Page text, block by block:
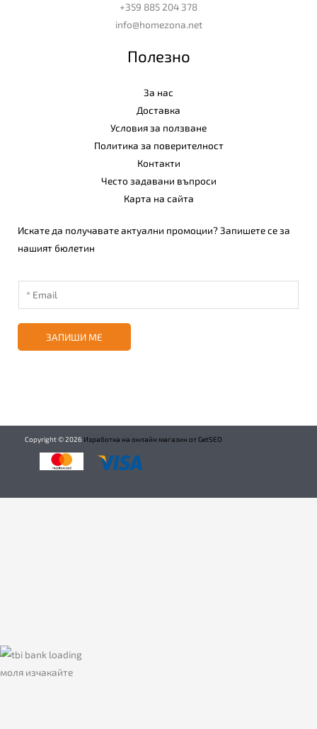
+359 885 204 378
info@homezona.net
Полезно
За нас
Доставка
Условия за ползване
Политика за поверителност
Контакти
Често задавани въпроси
Карта на сайта
Искате да получавате актуални промоции? Запишете се за
нашият бюлетин
ЗАПИШИ МЕ
Copyright ©2026 Изработка на онлайн магазин от GetSEO
моля изчакайте